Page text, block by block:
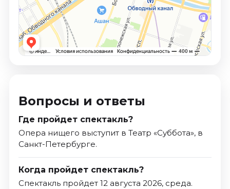
Вопросы и ответы
Где пройдет спектакль?
Опера нищего выступит в Театр «Суббота», в
Санкт-Петербурге.
Когда пройдет спектакль?
Спектакль пройдет 12 августа 2026, среда.